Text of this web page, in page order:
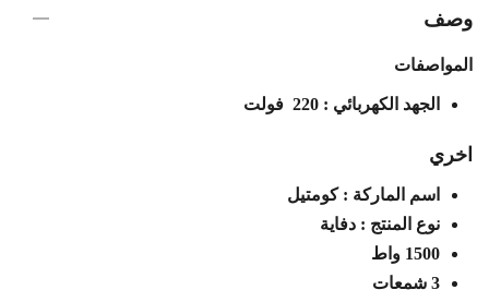
وصف
المواصفات
الجهد الكهربائي : 220 فولت
اخري
اسم الماركة : كومتيل
نوع المنتج : دفاية
1500 واط
3 شمعات